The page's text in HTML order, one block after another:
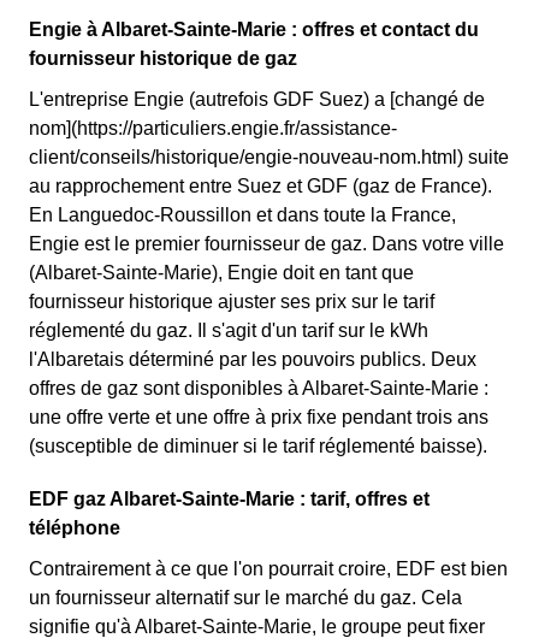
Engie à Albaret-Sainte-Marie : offres et contact du
fournisseur historique de gaz
L'entreprise Engie (autrefois GDF Suez) a [changé de
nom](https://particuliers.engie.fr/assistance-
client/conseils/historique/engie-nouveau-nom.html) suite
au rapprochement entre Suez et GDF (gaz de France).
En Languedoc-Roussillon et dans toute la France,
Engie est le premier fournisseur de gaz. Dans votre ville
(Albaret-Sainte-Marie), Engie doit en tant que
fournisseur historique ajuster ses prix sur le tarif
réglementé du gaz. Il s'agit d'un tarif sur le kWh
l'Albaretais déterminé par les pouvoirs publics. Deux
offres de gaz sont disponibles à Albaret-Sainte-Marie :
une offre verte et une offre à prix fixe pendant trois ans
(susceptible de diminuer si le tarif réglementé baisse).
EDF gaz Albaret-Sainte-Marie : tarif, offres et
téléphone
Contrairement à ce que l'on pourrait croire, EDF est bien
un fournisseur alternatif sur le marché du gaz. Cela
signifie qu'à Albaret-Sainte-Marie, le groupe peut fixer